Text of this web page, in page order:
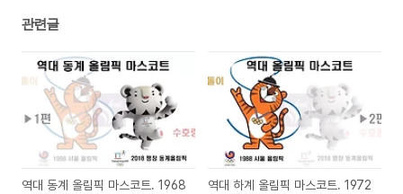
관련글
역대 동계 올림픽 마스코트. 1968
역대 하계 올림픽 마스코트. 1972